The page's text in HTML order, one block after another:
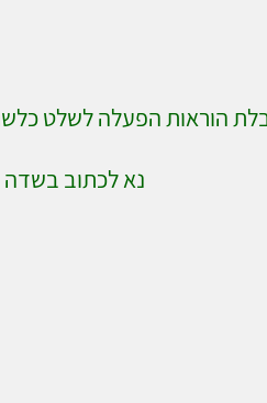
הוראות הפעלה לשלט
נא לכתוב בשדה